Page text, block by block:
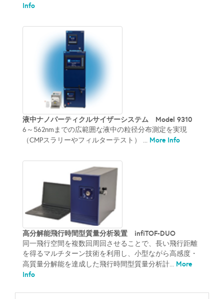
Info
液中ナノパーティクルサイザーシステム Model 9310
6～562nmまでの広範囲な液中の粒径分布測定を実現
（CMPスラリーやフィルターテスト） ... More Info
高分解能飛行時間型質量分析装置 infiTOF-DUO
同一飛行空間を複数回周回させることで、長い飛行距離
を得るマルチターン技術を利用し、小型ながら高感度・
高質量分解能を達成した飛行時間型質量分析計... More
Info